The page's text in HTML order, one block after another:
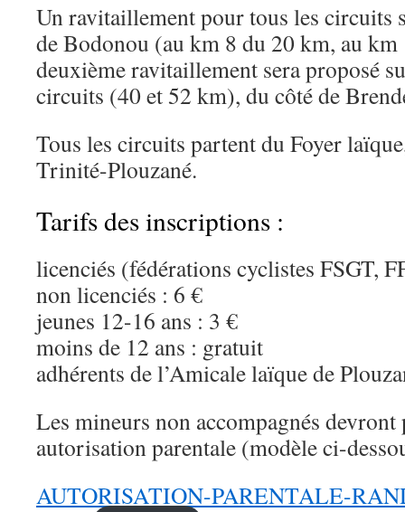
Un ravitaillement pour tous les circuits
de Bodonou (au km 8 du 20 km, au km
deuxième ravitaillement sera proposé
circuits (40 et 52 km), du côté de
Tous les circuits partent du Foyer
Trinité-Plouzané.
Tarifs des inscriptions :
licenciés (fédérations cyclistes FSGT,
non licenciés : 6 €
jeunes 12-16 ans : 3 €
moins de 12 ans : gratuit
adhérents de l’Amicale laïque de
Les mineurs non accompagnés devront
autorisation parentale (modèle ci-
AUTORISATION-PARENTALE-